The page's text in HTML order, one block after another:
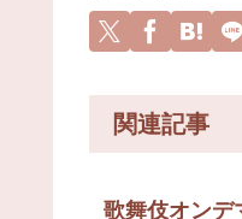
関連記事
歌舞伎オン